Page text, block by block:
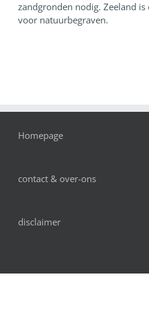
zandgronden nodig. Zeeland
voor natuurbegraven.
Homepage
contact & over-ons
disclaimer